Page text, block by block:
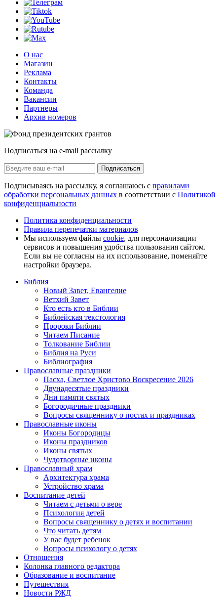
О нас
Магазин
Реклама
Контакты
Команда
Вакансии
Партнеры
Архив номеров
Подписаться на e-mail рассылку
Подписаться
Подписываясь на рассылку, я соглашаюсь с правилами
обработки персональных данных в соответствии с Политикой
конфиденциальности
Политика конфиденциальности
Правила перепечатки материалов
Мы используем файлы cookie, для персонализации
сервисов и повышения удобства пользования сайтом.
Если вы не согласны на их использование, поменяйте
настройки браузера.
Библия
Новый Завет, Евангелие
Ветхий Завет
Кто есть кто в Библии
Библейская текстология
Пророки Библии
Читаем Писание
Толкование Библии
Библия на Руси
Библиография
Православные праздники
Пасха, Светлое Христово Воскресение 2026
Двунадесятые праздники
Дни памяти святых
Богородичные праздники
Вопросы священнику о постах и праздниках
Православные иконы
Иконы Богородицы
Иконы праздников
Иконы святых
Чудотворные иконы
Православный храм
Архитектура храма
Устройство храма
Воспитание детей
Читаем с детьми о вере
Психология детей
Вопросы священнику о детях и воспитании
Что читать детям
У вас будет ребенок
Вопросы психологу о детях
Отношения
Колонка главного редактора
Образование и воспитание
Путешествия
Новости РЖД